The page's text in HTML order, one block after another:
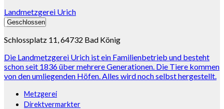
Landmetzgerei Urich
Geschlossen
Schlossplatz 11, 64732 Bad König
Die Landmetzgerei Urich ist ein Familienbetrieb und besteht
schon seit 1836 über mehrere Generationen. Die Tiere kommen
von den umliegenden Höfen. Alles wird noch selbst hergestellt.
Metzgerei
Direktvermarkter